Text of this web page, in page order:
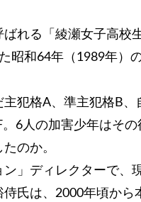
れる「綾瀬女子高校
昭和64年（1989年）
犯格A、準主犯格B
6人の加害少年はそ
のか。
」ディレクターで、
氏は、2000年頃から